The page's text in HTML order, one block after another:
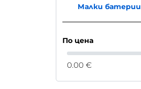
Малки батерии
По цена
0.00 €